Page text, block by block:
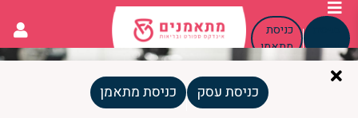
עסק
כניסת
מתאמן
כניסת עסק כניסת מתאמן